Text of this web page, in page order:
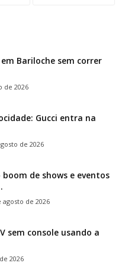
Bariloche sem correr
de 2026
Gucci entra na
de 2026
boom de shows e eventos
agosto de 2026
sem console usando a
2026